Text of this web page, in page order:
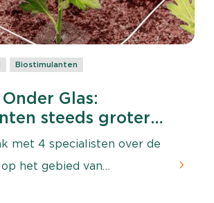
Biostimulanten
Glas:
steeds groter
weerbare systemen
met 4 specialisten over de
het gebied van